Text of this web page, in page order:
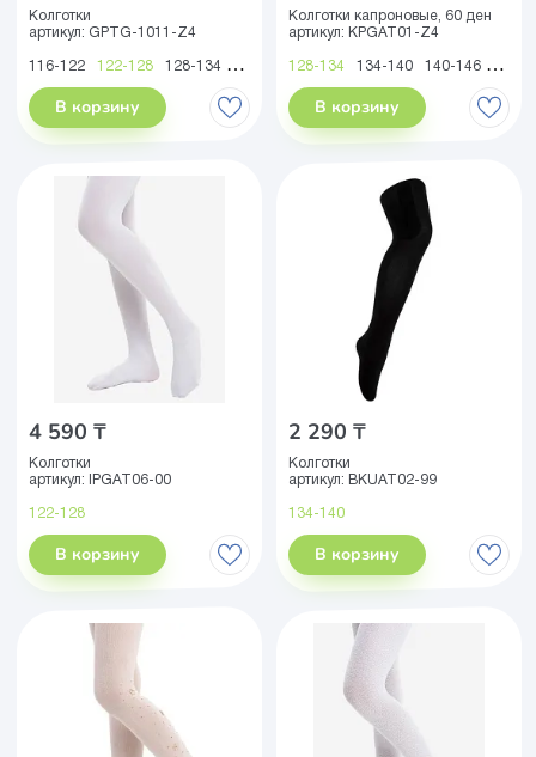
Колготки
артикул: GPTG-1011-Z4
116-122 122-128 128-134 134-140 140-146 146-152 152-158
В корзину
Колготки капроновые, 60 ден
артикул: KPGAT01-Z4
128-134 134-140 140-146 146-
В корзину
4 590 ₸
Колготки
артикул:
IPGAT06-00
122-128
В корзину
2 290 ₸
Колготки
артикул: BKUAT02-99
134-140
В корзину